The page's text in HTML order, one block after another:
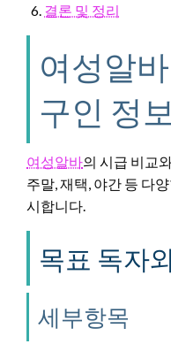
결론 및 정리
여성알
구인 정
여성알바의 시급 비교
주말, 재택, 야간 등 다
시합니다.
목표 독자
세부항목